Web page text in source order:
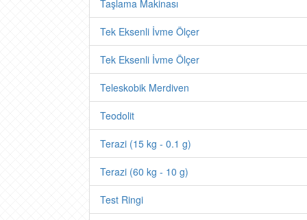
Taşlama Makinası
Tek Eksenli İvme Ölçer
Tek Eksenli İvme Ölçer
Teleskobik Merdiven
Teodolit
Terazi (15 kg - 0.1 g)
Terazi (60 kg - 10 g)
Test Ringi